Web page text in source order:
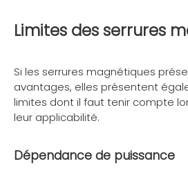
Limites des serrures
Si les serrures magnétiques
avantages, elles présentent
limites dont il faut tenir compte
leur applicabilité.
Dépendance de puissance